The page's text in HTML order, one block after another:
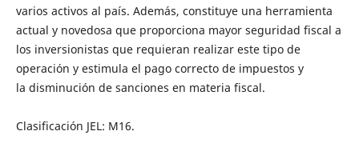
varios activos al país. Además, constituye una herramienta
actual y novedosa que proporciona mayor seguridad fiscal a
los inversionistas que requieran realizar este tipo de
operación y estimula el pago correcto de impuestos y
la disminución de sanciones en materia fiscal.
Clasificación JEL: M16.